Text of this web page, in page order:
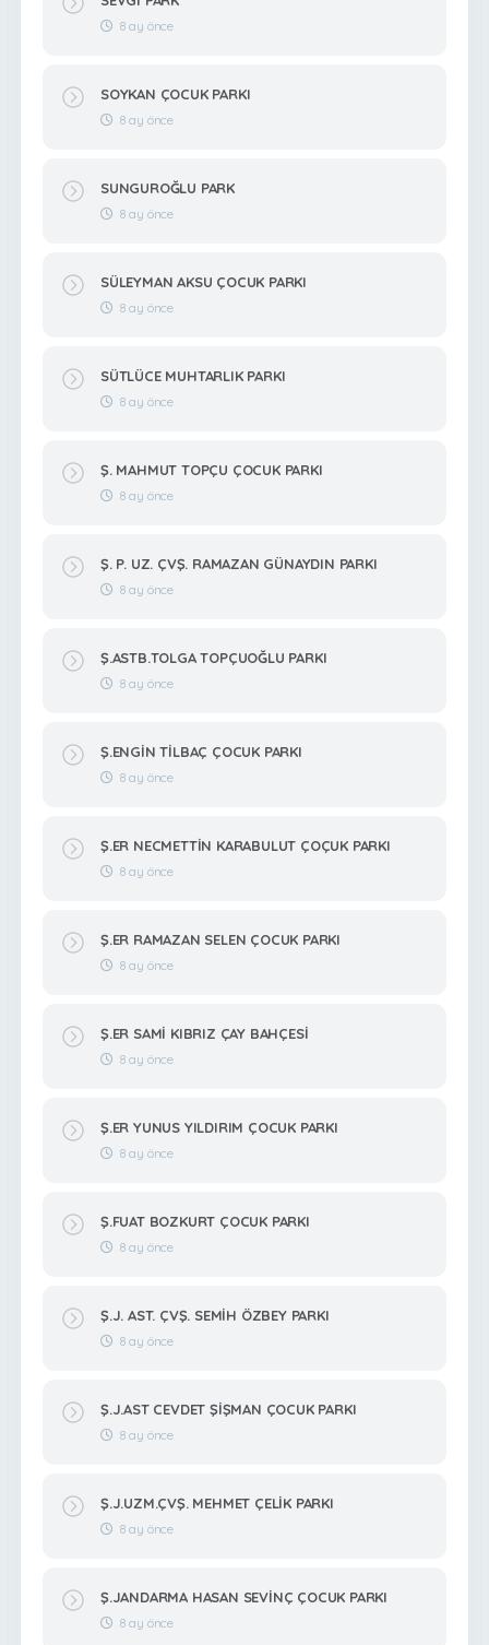
8 ay önce
SOYKAN ÇOCUK PARKI
8 ay önce
SUNGUROĞLU PARK
8 ay önce
SÜLEYMAN AKSU ÇOCUK PARKI
8 ay önce
SÜTLÜCE MUHTARLIK PARKI
8 ay önce
Ş. MAHMUT TOPÇU ÇOCUK PARKI
8 ay önce
Ş. P. UZ. ÇVŞ. RAMAZAN GÜNAYDIN PARKI
8 ay önce
Ş.ASTB.TOLGA TOPÇUOĞLU PARKI
8 ay önce
Ş.ENGİN TİLBAÇ ÇOCUK PARKI
8 ay önce
Ş.ER NECMETTİN KARABULUT ÇOÇUK PARKI
8 ay önce
Ş.ER RAMAZAN SELEN ÇOCUK PARKI
8 ay önce
Ş.ER SAMİ KIBRIZ ÇAY BAHÇESİ
8 ay önce
Ş.ER YUNUS YILDIRIM ÇOCUK PARKI
8 ay önce
Ş.FUAT BOZKURT ÇOCUK PARKI
8 ay önce
Ş.J. AST. ÇVŞ. SEMİH ÖZBEY PARKI
8 ay önce
Ş.J.AST CEVDET ŞİŞMAN ÇOCUK PARKI
8 ay önce
Ş.J.UZM.ÇVŞ. MEHMET ÇELİK PARKI
8 ay önce
Ş.JANDARMA HASAN SEVİNÇ ÇOCUK PARKI
8 ay önce